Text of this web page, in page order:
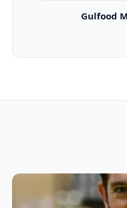
Gulfood